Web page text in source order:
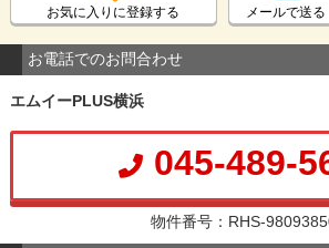
お気に入りに登録する メールで送る
お電話でのお問合わせ
エムイーPLUS横浜
045-489-
物件番号：RHS-